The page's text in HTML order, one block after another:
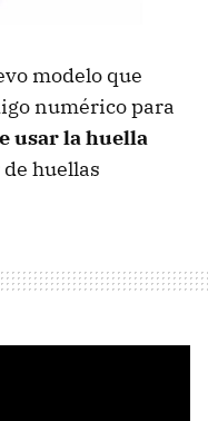
modelo que
numérico para
usar la huella
huellas